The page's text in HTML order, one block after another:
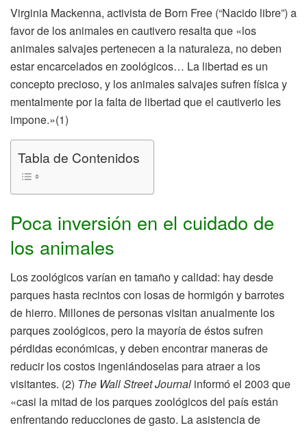
Virginia Mackenna, activista de Born Free (“Nacido libre”) a
favor de los animales en cautivero resalta que «los
animales salvajes pertenecen a la naturaleza, no deben
estar encarcelados en zoológicos… La libertad es un
concepto precioso, y los animales salvajes sufren física y
mentalmente por la falta de libertad que el cautiverio les
impone.»(1)
Tabla de Contenidos
Poca inversión en el cuidado de
los animales
Los zoológicos varían en tamaño y calidad: hay desde
parques hasta recintos con losas de hormigón y barrotes
de hierro. Millones de personas visitan anualmente los
parques zoológicos, pero la mayoría de éstos sufren
pérdidas económicas, y deben encontrar maneras de
reducir los costos ingeniándoselas para atraer a los
visitantes. (2) The Wall Street Journal informó el 2003 que
«casi la mitad de los parques zoológicos del país están
enfrentando reducciones de gasto. La asistencia de